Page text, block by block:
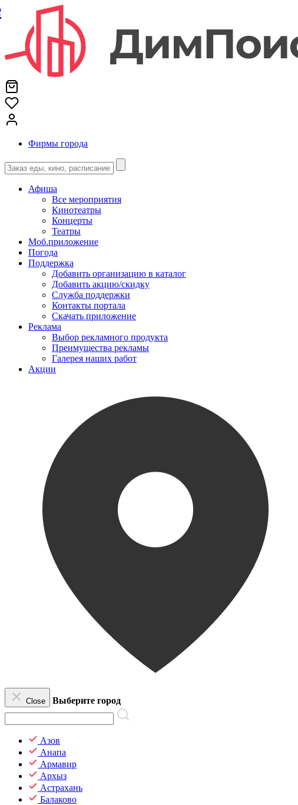
Фирмы города
Афиша
Все мероприятия
Кинотеатры
Концерты
Театры
Моб.приложение
Погода
Поддержка
Добавить организацию в каталог
Добавить акцию/скидку
Служба поддержки
Контакты портала
Скачать приложение
Реклама
Выбор рекламного продукта
Преимущества рекламы
Галерея наших работ
Акции
Close Выберите город
Азов
Анапа
Армавир
Архыз
Астрахань
Балаково